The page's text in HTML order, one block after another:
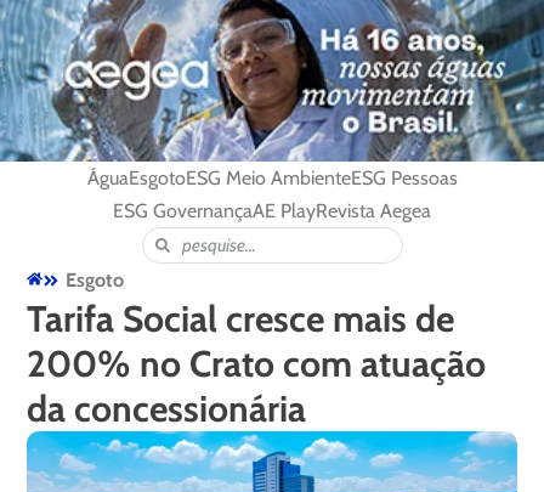
ÁguaEsgotoESG Meio AmbienteESG Pessoas
ESG GovernançaAE PlayRevista Aegea
Esgoto
Tarifa Social cresce mais de
200% no Crato com atuação
da concessionária